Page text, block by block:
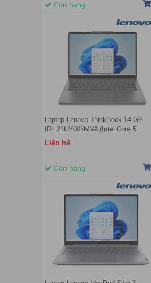
Còn hàng
Laptop Lenovo ThinkBook 14 G9
IRL 21UY008MVA (Intel Core 5
210H | 16GB | 1TB | Intel Graphics |
14 inch WUXGA IPS | No OS |
Liên hệ
Còn hàng